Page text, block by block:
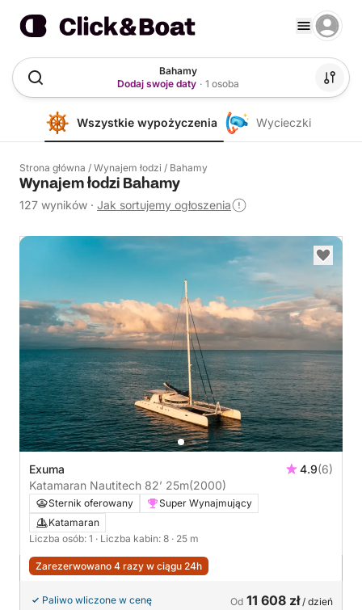
Bahamy
Dodaj swoje daty · 1 osoba
Wszystkie wypożyczenia Wycieczki
Strona główna / Wynajem łodzi / Bahamy
Wynajem łodzi Bahamy
127 wyników · Jak sortujemy ogłoszenia
Exuma 4.9(6)
Katamaran Nautitech 82’ 25m(2000)
Sternik oferowany
Super Wynajmujący
Katamaran
Liczba osób: 1 · Liczba kabin: 8 · 25 m
Zarezerwowano 4 razy w ciągu 24h
Paliwo wliczone w cenę Od 11 608 zł/ dzień